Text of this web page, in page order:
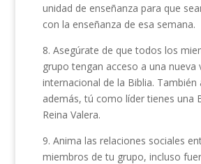
unidad de enseñanza para que
con la enseñanza de esa semana.
8. Asegúrate de que todos los
grupo tengan acceso a una nueva
internacional de la Biblia. También
además, tú como líder tienes una
Reina Valera.
9. Anima las relaciones sociales
miembros de tu grupo, incluso